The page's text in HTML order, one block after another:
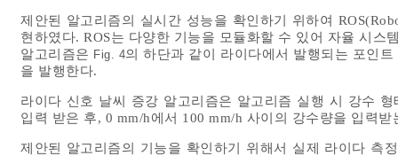
제안된 알고리즘의 실시간 성능을 확인하기 위하여
현하였다. ROS는 다양한 기능을 모듈화할 수 있어 자율 시
알고리즘은 Fig. 4의 하단과 같이 라이다에서 발행되는 포인
을 발행한다.
라이다 신호 날씨 증강 알고리즘은 알고리즘 실행 시 강수
입력 받은 후, 0 mm/h에서 100 mm/h 사이의 강수량을 입력받
제안된 알고리즘의 기능을 확인하기 위해서 실제 라이다 측